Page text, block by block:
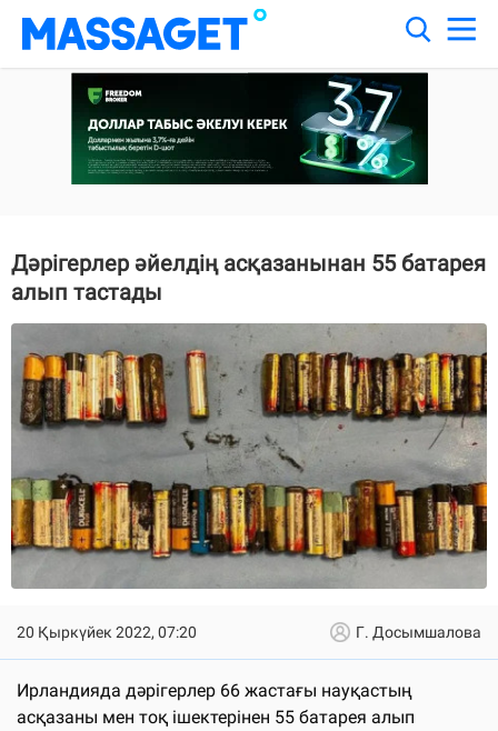
Дәрігерлер әйелдің асқазанынан 55 батарея
алып тастады
20 Қыркүйек 2022, 07:20 Г. Досымшалова
Ирландияда дәрігерлер 66 жастағы науқастың
асқазаны мен тоқ ішектерінен 55 батарея алып